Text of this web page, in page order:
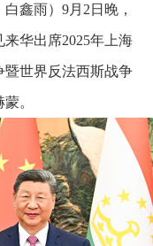
鑫雨）9月2日晚，
华出席2025年上海
世界反法西斯战争
。